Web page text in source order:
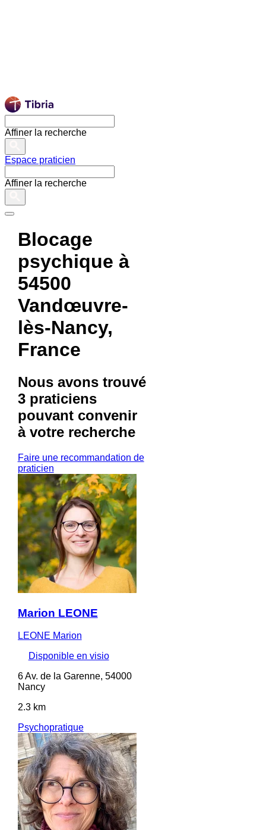
Affiner la recherche
Espace praticien
Affiner la recherche
Blocage
psychique à
54500
Vandœuvre-
lès-Nancy,
France
Nous avons trouvé
3 praticiens
pouvant convenir
à votre recherche
Faire une recommandation de
praticien
Marion LEONE
LEONE Marion
Disponible en visio
6 Av. de la Garenne, 54000
Nancy
2.3 km
Psychopratique